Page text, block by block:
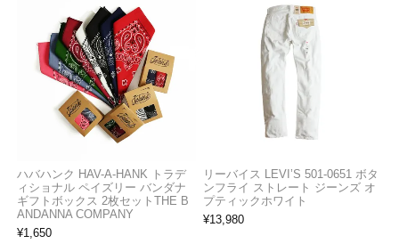
ハバハンク HAV-A-HANK トラデ
ィショナル ペイズリー バンダナ
ギフトボックス 2枚セットTHE B
ANDANNA COMPANY
¥1,650
リーバイス LEVI’S 501-0651 ボタ
ンフライ ストレート ジーンズ オ
プティックホワイト
¥13,980